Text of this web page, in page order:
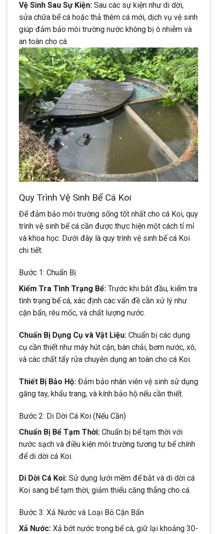
Vệ Sinh Sau Sự Kiện: Sau các sự kiện như di dời,
sửa chữa bể cá hoặc thả thêm cá mới, dịch vụ vệ sinh
giúp đảm bảo môi trường nước không bị ô nhiễm và
an toàn cho cá.
Quy Trình Vệ Sinh Bể Cá Koi
Để đảm bảo môi trường sống tốt nhất cho cá Koi, quy
trình vệ sinh bể cá cần được thực hiện một cách tỉ mỉ
và khoa học. Dưới đây là quy trình vệ sinh bể cá Koi
chi tiết:
Bước 1: Chuẩn Bị
Kiểm Tra Tình Trạng Bể: Trước khi bắt đầu, kiểm tra
tình trạng bể cá, xác định các vấn đề cần xử lý như
cặn bẩn, rêu mốc, và chất lượng nước.
Chuẩn Bị Dụng Cụ và Vật Liệu: Chuẩn bị các dụng
cụ cần thiết như máy hút cặn, bàn chải, bơm nước, xô,
và các chất tẩy rửa chuyên dụng an toàn cho cá Koi.
Thiết Bị Bảo Hộ: Đảm bảo nhân viên vệ sinh sử dụng
găng tay, khẩu trang, và kính bảo hộ nếu cần thiết.
Bước 2: Di Dời Cá Koi (Nếu Cần)
Chuẩn Bị Bể Tạm Thời: Chuẩn bị bể tạm thời với
nước sạch và điều kiện môi trường tương tự bể chính
để di dời cá Koi.
Di Dời Cá Koi: Sử dụng lưới mềm để bắt và di dời cá
Koi sang bể tạm thời, giảm thiểu căng thẳng cho cá.
Bước 3: Xả Nước và Loại Bỏ Cặn Bẩn
Xả Nước: Xả bớt nước trong bể cá, giữ lại khoảng 30-